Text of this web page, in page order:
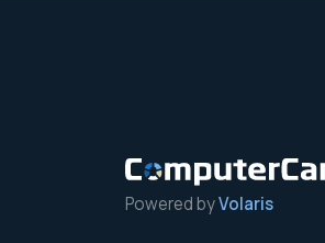
Powered byVolaris